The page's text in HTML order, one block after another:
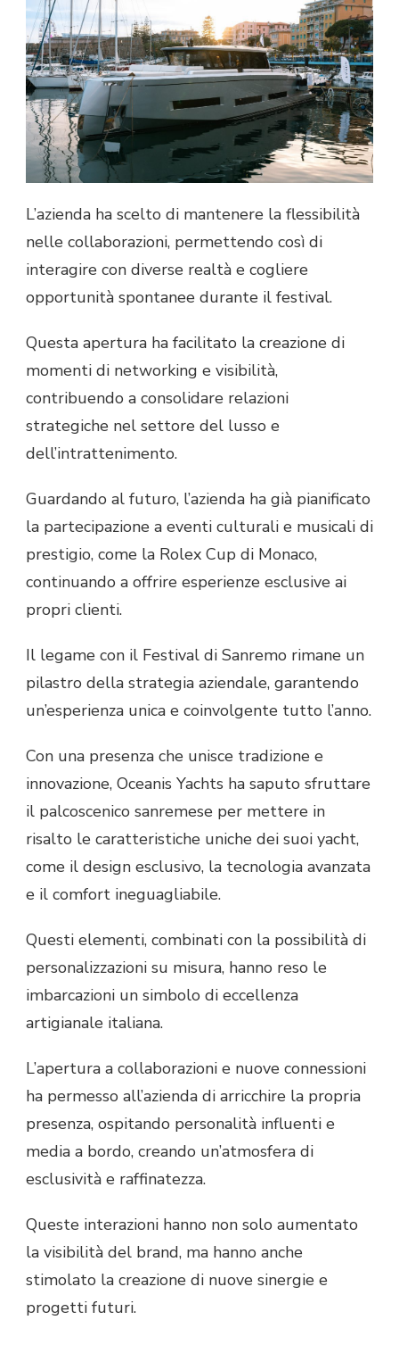
L’azienda ha scelto di mantenere la flessibilità
nelle collaborazioni, permettendo così di
interagire con diverse realtà e cogliere
opportunità spontanee durante il festival.
Questa apertura ha facilitato la creazione di
momenti di networking e visibilità,
contribuendo a consolidare relazioni
strategiche nel settore del lusso e
dell’intrattenimento.
Guardando al futuro, l’azienda ha già pianificato
la partecipazione a eventi culturali e musicali di
prestigio, come la Rolex Cup di Monaco,
continuando a offrire esperienze esclusive ai
propri clienti.
Il legame con il Festival di Sanremo rimane un
pilastro della strategia aziendale, garantendo
un’esperienza unica e coinvolgente tutto l’anno.
Con una presenza che unisce tradizione e
innovazione, Oceanis Yachts ha saputo sfruttare
il palcoscenico sanremese per mettere in
risalto le caratteristiche uniche dei suoi yacht,
come il design esclusivo, la tecnologia avanzata
e il comfort ineguagliabile.
Questi elementi, combinati con la possibilità di
personalizzazioni su misura, hanno reso le
imbarcazioni un simbolo di eccellenza
artigianale italiana.
L’apertura a collaborazioni e nuove connessioni
ha permesso all’azienda di arricchire la propria
presenza, ospitando personalità influenti e
media a bordo, creando un’atmosfera di
esclusività e raffinatezza.
Queste interazioni hanno non solo aumentato
la visibilità del brand, ma hanno anche
stimolato la creazione di nuove sinergie e
progetti futuri.